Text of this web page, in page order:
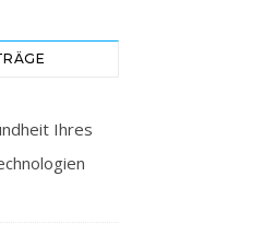
Ihres